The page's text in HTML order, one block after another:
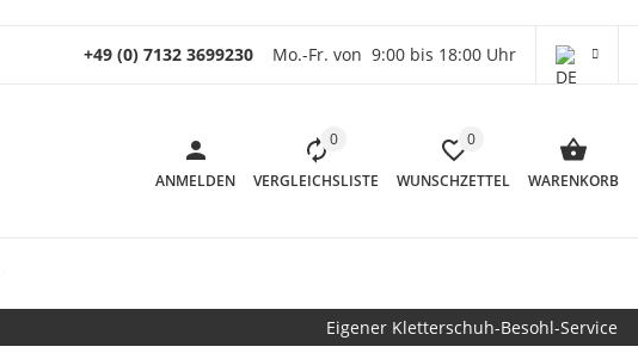
+49 (0) 7132 3699230 Mo.-Fr. von 9:00 bis 18:00 Uhr
ANMELDEN
0
VERGLEICHSLISTE
0
WUNSCHZETTEL WARENKORB
Eigener Kletterschuh-Besohl-Service